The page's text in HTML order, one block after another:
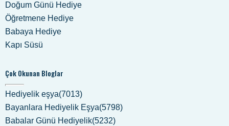
Doğum Günü Hediye
Öğretmene Hediye
Babaya Hediye
Kapı Süsü
Çok Okunan Bloglar
Hediyelik eşya(7013)
Bayanlara Hediyelik Eşya(5798)
Babalar Günü Hediyelik(5232)